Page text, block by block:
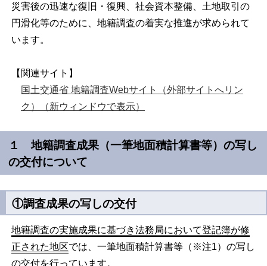
災害後の迅速な復旧・復興、社会資本整備、土地取引の
円滑化等のために、地籍調査の着実な推進が求められて
います。
【関連サイト】
国土交通省 地籍調査Webサイト（外部サイトへリン
ク）（新ウィンドウで表示）
１ 地籍調査成果（一筆地面積計算書等）の写し
の交付について
①調査成果の写しの交付
地籍調査の実施成果に基づき法務局において登記簿が修
正された地区では、一筆地面積計算書等（※注1）の写し
の交付を行っています。